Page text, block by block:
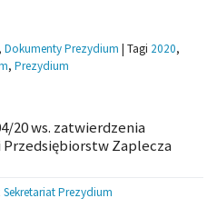
, Dokumenty Prezydium | Tagi 2020,
, Prezydium
20 ws. zatwierdzenia
Przedsiębiorstw Zaplecza
Sekretariat Prezydium